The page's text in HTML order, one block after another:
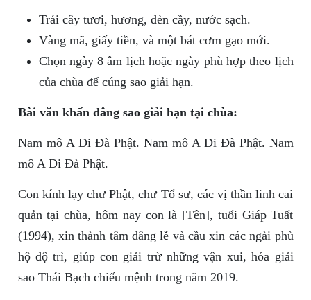
Trái cây tươi, hương, đèn cầy, nước sạch.
Vàng mã, giấy tiền, và một bát cơm gạo mới.
Chọn ngày 8 âm lịch hoặc ngày phù hợp theo lịch
của chùa để cúng sao giải hạn.
Bài văn khấn dâng sao giải hạn tại chùa:
Nam mô A Di Đà Phật. Nam mô A Di Đà Phật. Nam
mô A Di Đà Phật.
Con kính lạy chư Phật, chư Tổ sư, các vị thần linh cai
quản tại chùa, hôm nay con là [Tên], tuổi Giáp Tuất
(1994), xin thành tâm dâng lễ và cầu xin các ngài phù
hộ độ trì, giúp con giải trừ những vận xui, hóa giải
sao Thái Bạch chiếu mệnh trong năm 2019.